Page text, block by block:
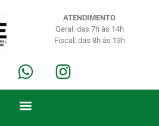
ATENDIMENTO
Geral: das 7h às 14h
Fiscal: das 8h às 13h